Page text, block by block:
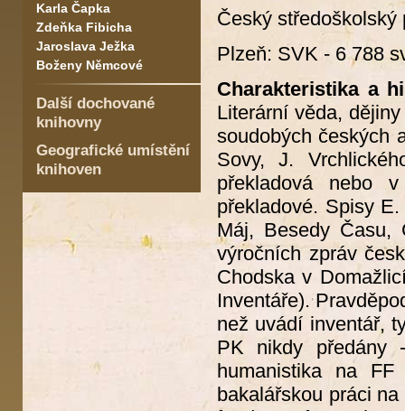
Karla Čapka
Zdeňka Fibicha
Jaroslava Ježka
Boženy Němcové
Další dochované
knihovny
Geografické umístění
knihoven
Český středoškolský
Plzeň: SVK - 6 788
Charakteristika a
Literární věda,
soudobých českých
Sovy, J.
překladová nebo
překladové. Spisy
Máj, Besedy Času,
výročních zpráv
Chodska v
Inventáře).
než uvádí inventář,
PK nikdy předány
humanistika na
bakalářskou práci